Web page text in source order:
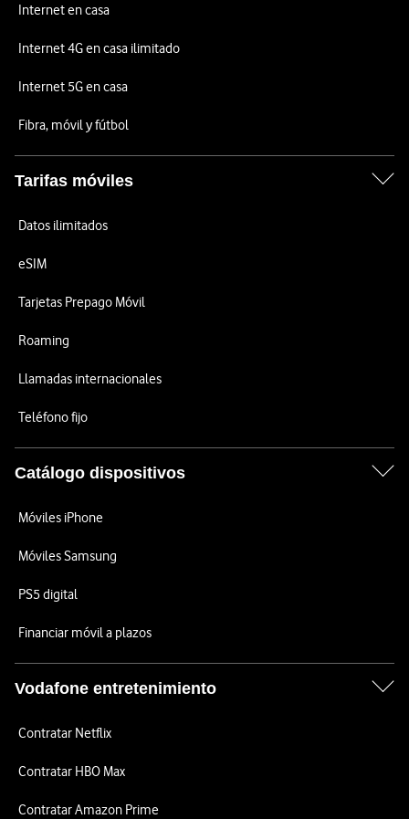
Internet en casa
Internet 4G en casa ilimitado
Internet 5G en casa
Fibra, móvil y fútbol
Tarifas móviles
Datos ilimitados
eSIM
Tarjetas Prepago Móvil
Roaming
Llamadas internacionales
Teléfono fijo
Catálogo dispositivos
Móviles iPhone
Móviles Samsung
PS5 digital
Financiar móvil a plazos
Vodafone entretenimiento
Contratar Netflix
Contratar HBO Max
Contratar Amazon Prime